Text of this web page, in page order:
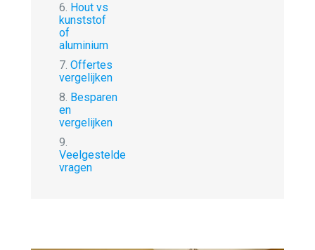
6. Hout vs
kunststof
of
aluminium
7.Offertes
vergelijken
8. Besparen
en
vergelijken
9.
Veelgestelde
vragen